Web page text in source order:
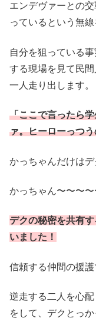
エンデヴァーとの
っているという無
自分を狙っている
する現場を見て民間
一人走り出します。
「ここで言ったら
ァ。ヒーローっつ
かっちゃんだけはデ
かっちゃん〜〜〜
デクの秘密を共有
いました！
信頼する仲間の援護
逆走する二人を心
をして、デクとっ